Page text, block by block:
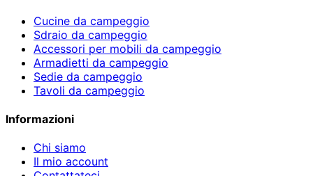
Cucine da campeggio
Sdraio da campeggio
Accessori per mobili da campeggio
Armadietti da campeggio
Sedie da campeggio
Tavoli da campeggio
Informazioni
Chi siamo
Il mio account